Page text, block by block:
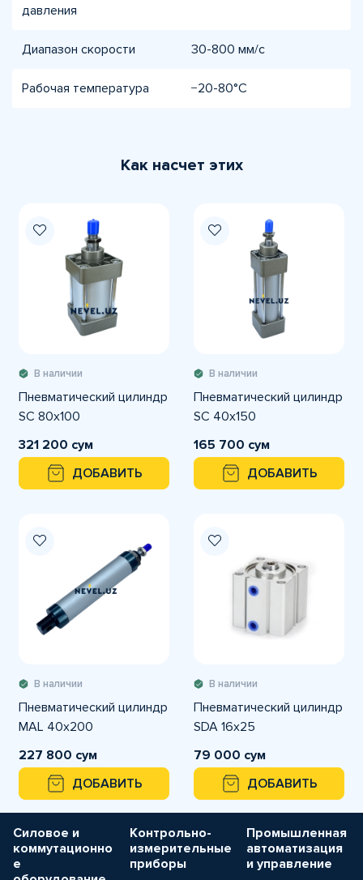
давления
Диапазон скорости 30-800 мм/с
Рабочая температура −20-80°C
Как насчет этих
В наличии
Пневматический цилиндр
SC 80x100
321 200 сум
ДОБАВИТЬ
В наличии
Пневматический цилиндр
SC 40x150
165 700 сум
ДОБАВИТЬ
В наличии
Пневматический цилиндр
MAL 40x200
227 800 сум
ДОБАВИТЬ
В наличии
Пневматический цилиндр
SDA 16x25
79 000 сум
ДОБАВИТЬ
Силовое и
коммутационно
е
Контрольно-
измерительные
приборы
Промышленная
автоматизация
и управление